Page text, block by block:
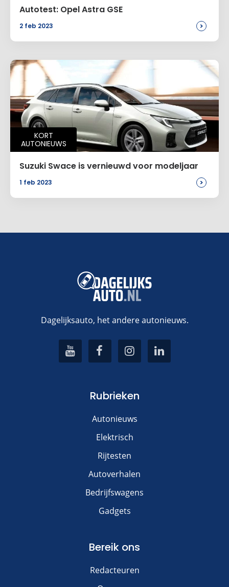
Autotest: Opel Astra GSE
2 feb 2023 >
KORT
AUTONIEUWS
Suzuki Swace is vernieuwd voor modeljaar
1 feb 2023 >
Dagelijksauto, het andere autonieuws.
Rubrieken
Autonieuws
Elektrisch
Rijtesten
Autoverhalen
Bedrijfswagens
Gadgets
Bereik ons
Redacteuren